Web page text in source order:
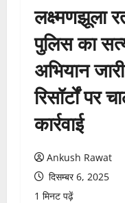
लक्ष्मणझूला
पुलिस का
अभियान
रिसॉर्टों पर
कार्रवाई
Ankush Rawat
दिसम्बर 6, 2025
1 मिनट पढ़ें